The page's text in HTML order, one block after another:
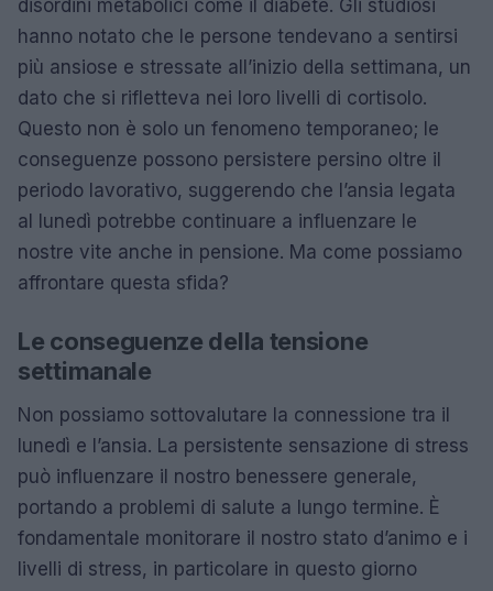
disordini metabolici come il diabete. Gli studiosi
hanno notato che le persone tendevano a sentirsi
più ansiose e stressate all’inizio della settimana, un
dato che si rifletteva nei loro livelli di cortisolo.
Questo non è solo un fenomeno temporaneo; le
conseguenze possono persistere persino oltre il
periodo lavorativo, suggerendo che l’ansia legata
al lunedì potrebbe continuare a influenzare le
nostre vite anche in pensione. Ma come possiamo
affrontare questa sfida?
Le conseguenze della tensione
settimanale
Non possiamo sottovalutare la connessione tra il
lunedì e l’ansia. La persistente sensazione di stress
può influenzare il nostro benessere generale,
portando a problemi di salute a lungo termine. È
fondamentale monitorare il nostro stato d’animo e i
livelli di stress, in particolare in questo giorno